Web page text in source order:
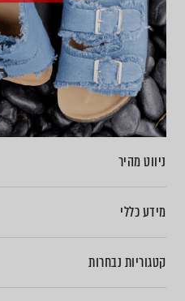
ניווט מהיר
מידע כללי
קטגוריות נבחרות